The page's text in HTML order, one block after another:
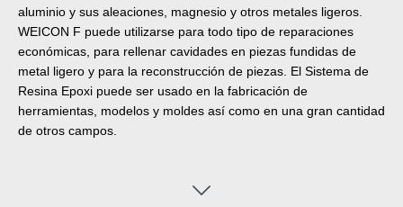
aluminio y sus aleaciones, magnesio y otros metales ligeros.
WEICON F puede utilizarse para todo tipo de reparaciones
económicas, para rellenar cavidades en piezas fundidas de
metal ligero y para la reconstrucción de piezas. El Sistema de
Resina Epoxi puede ser usado en la fabricación de
herramientas, modelos y moldes así como en una gran cantidad
de otros campos.